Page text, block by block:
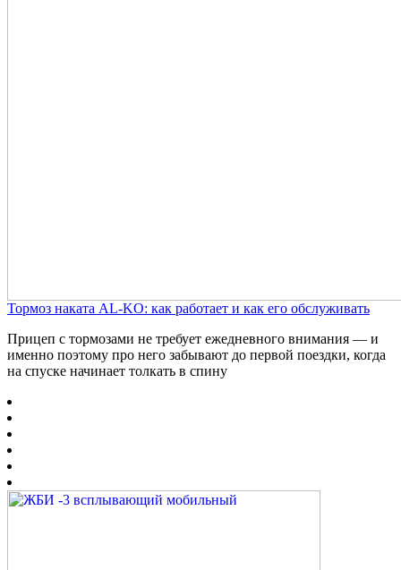
Тормоз наката AL-KO: как работает и как его обслуживать
Прицеп с тормозами не требует ежедневного внимания — и
именно поэтому про него забывают до первой поездки, когда
на спуске начинает толкать в спину